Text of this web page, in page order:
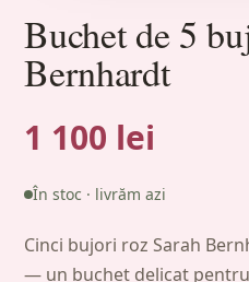
Buchet de 5
Bernhardt
1 100 lei
În stoc · livrăm azi
Cinci bujori roz Sarah
— un buchet delicat